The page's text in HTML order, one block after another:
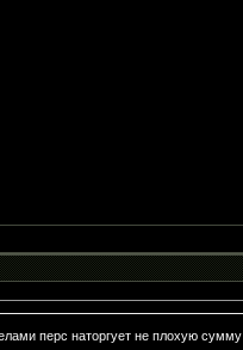
перс наторгует не плохую сумму